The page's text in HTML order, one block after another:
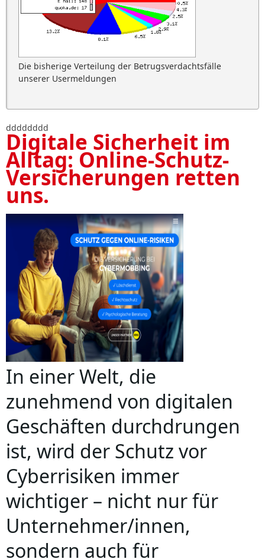
Die bisherige Verteilung der Betrugsverdachtsfälle
unserer Usermeldungen
dddddddd
Digitale Sicherheit im
Alltag: Online-Schutz-
Versicherungen retten
uns.
In einer Welt, die
zunehmend von digitalen
Geschäften durchdrungen
ist, wird der Schutz vor
Cyberrisiken immer
wichtiger – nicht nur für
Unternehmer/innen,
sondern auch für